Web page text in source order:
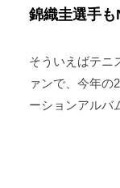
錦織圭選手
そういえばテニ
ァンで、今年の
ーションアルバ